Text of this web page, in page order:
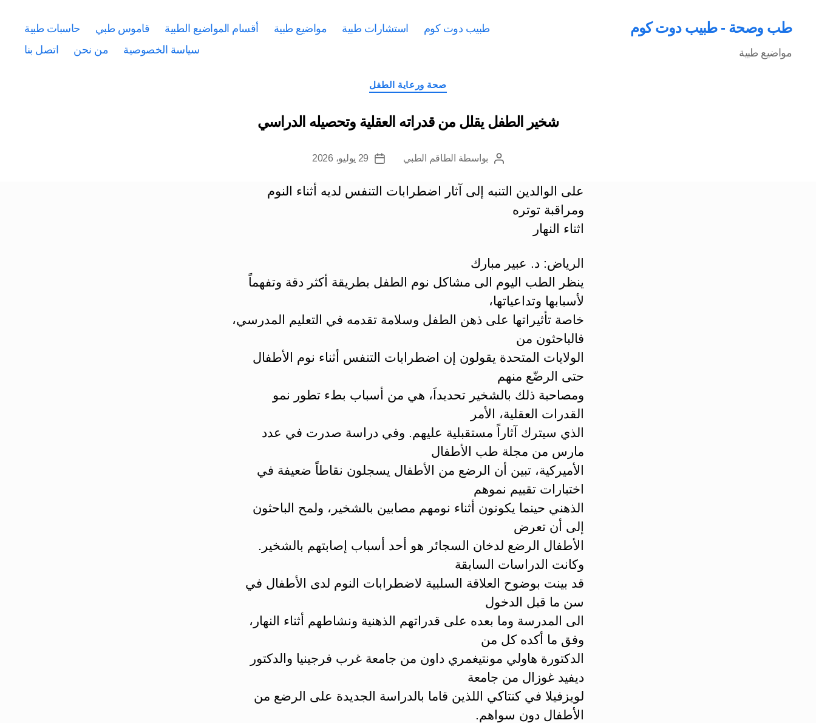
طب وصحة - طبيب دوت كوم
مواضيع طبية
طبيب دوت كوم استشارات طبية مواضيع طبية أقسام المواضيع الطبية قاموس طبي
حاسبات طبية
سياسة الخصوصية
من نحن اتصل بنا
التصنيفات
صحة ورعاية الطفل
شخير الطفل يقلل من قدراته العقلية وتحصيله الدراسي
كاتببواسطة الطاقم الطبي
تاريخ29 يوليو، 2026
على الوالدين التنبه إلى آثار اضطرابات التنفس لديه أثناء النوم
ومراقبة توتره
اثناء النهار
الرياض: د. عبير مبارك
ينظر الطب اليوم الى مشاكل نوم الطفل بطريقة أكثر دقة وتفهماً
لأسبابها وتداعياتها،
خاصة تأثيراتها على ذهن الطفل وسلامة تقدمه في التعليم المدرسي،
فالباحثون من
الولايات المتحدة يقولون إن اضطرابات التنفس أثناء نوم الأطفال
حتى الرضّع منهم
ومصاحبة ذلك بالشخير تحديداَ، هي من أسباب بطء تطور نمو
القدرات العقلية، الأمر
الذي سيترك آثاراً مستقبلية عليهم. وفي دراسة صدرت في عدد
مارس من مجلة طب الأطفال
الأميركية، تبين أن الرضع من الأطفال يسجلون نقاطاً ضعيفة في
اختبارات تقييم نموهم
الذهني حينما يكونون أثناء نومهم مصابين بالشخير، ولمح الباحثون
إلى أن تعرض
الأطفال الرضع لدخان السجائر هو أحد أسباب إصابتهم بالشخير.
وكانت الدراسات السابقة
قد بينت بوضوح العلاقة السلبية لاضطرابات النوم لدى الأطفال في
سن ما قبل الدخول
الى المدرسة وما بعده على قدراتهم الذهنية ونشاطهم أثناء النهار،
وفق ما أكده كل من
الدكتورة هاولي مونتيغمري داون من جامعة غرب فرجينيا والدكتور
ديفيد غوزال من جامعة
لويزفيلا في كنتاكي اللذين قاما بالدراسة الجديدة على الرضع من
الأطفال دون سواهم.